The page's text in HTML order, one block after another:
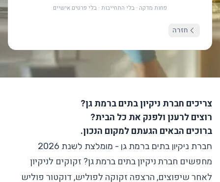
פחות מדקה · בלי התחייבות · בלי פרטים אישיים
חזרה
צריכים חברת ניקיון בתים ברמת גן?
רוצים לרענן ולפנק את כל הבית?
ברוכים הבאים הגעתם למקום הנכון.
חברת ניקיון בתים ברמת גן - מומלצת לשנת 2026
מחפשים חברת ניקיון בתים ברמת גן? זקוקים לניקיון
לאחר שיפוצים,הרצפה זקוקה לפוליש, דוקטור פוליש